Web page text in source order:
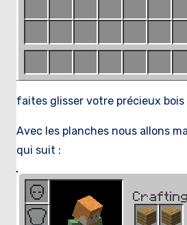
faites glisser votre précieux
Avec les planches nous allons
qui suit :